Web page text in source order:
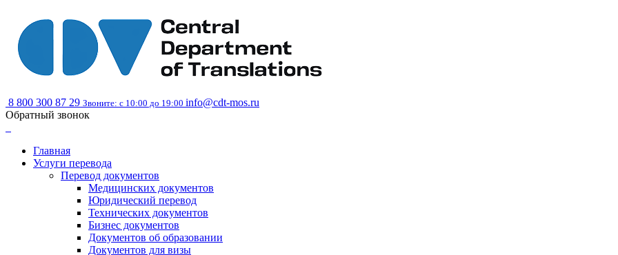
8 800 300 87 29 Звоните: с 10:00 до 19:00 info@cdt-mos.ru
Обратный звонок
Главная
Услуги перевода
Перевод документов
Медицинских документов
Юридический перевод
Технических документов
Бизнес документов
Документов об образовании
Документов для визы